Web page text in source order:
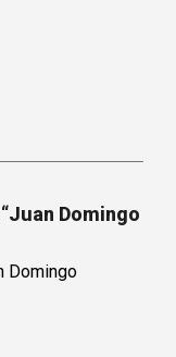
Domingo